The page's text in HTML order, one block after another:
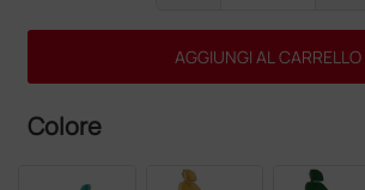
AGGIUNGI AL CARRELLO
Colore